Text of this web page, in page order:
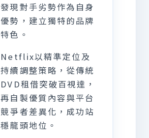
發現對手劣勢作為自身
優勢，建立獨特的品牌
特色。
Netflix以精準定位及
持續調整策略，從傳統
DVD租借突破百視達，
再自製優質內容與平台
競爭者差異化，成功站
穩龍頭地位。